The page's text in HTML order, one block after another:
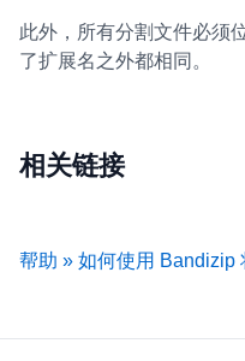
此外，所有分割文件必须
了扩展名之外都相同。
相关链接
帮助 » 如何使用 Bandizip